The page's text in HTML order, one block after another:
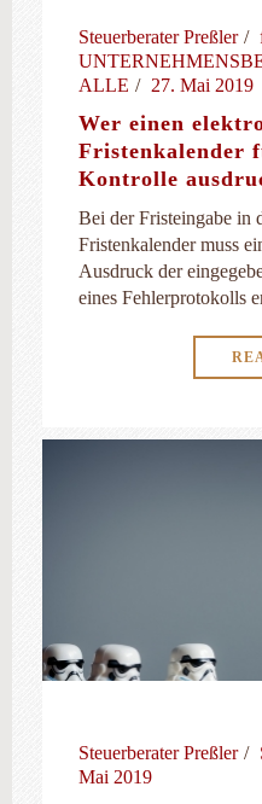
Steuerberater Preßler
ALLE
27. Mai 2019
Wer einen
Fristenkalender
Kontrolle
Bei der Fristeingabe in
Fristenkalender muss
Ausdruck der
eines Fehlerprotokolls
Steuerberater Preßler
Mai 2019